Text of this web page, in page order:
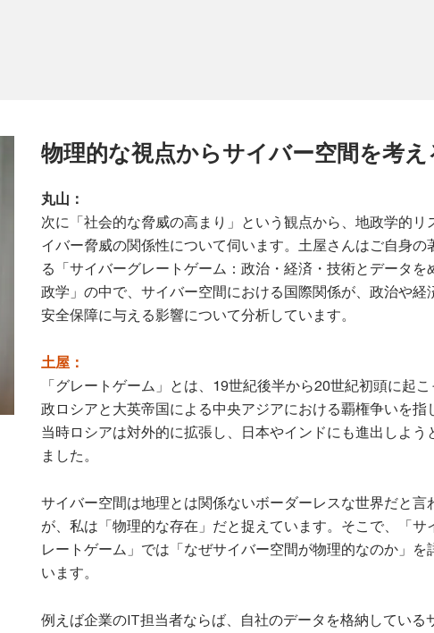
物理的な視点からサイバー空間を考え
丸山：
次に「社会的な脅威の高まり」という観点から、地政学的リ
イバー脅威の関係性について伺います。土屋さんはご自身の
る「サイバーグレートゲーム：政治・経済・技術とデータを
政学」の中で、サイバー空間における国際関係が、政治や経
安全保障に与える影響について分析しています。
土屋：
「グレートゲーム」とは、19世紀後半から20世紀初頭に起
政ロシアと大英帝国による中央アジアにおける覇権争いを指
当時ロシアは対外的に拡張し、日本やインドにも進出しよう
ました。
サイバー空間は地理とは関係ないボーダーレスな世界だと言
が、私は「物理的な存在」だと捉えています。そこで、「サ
レートゲーム」では「なぜサイバー空間が物理的なのか」を
います。
例えば企業のIT担当者ならば、自社のデータを格納している